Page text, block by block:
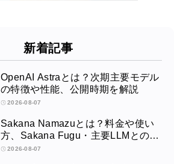
新着記事
OpenAI Astraとは？次期主要モデル
の特徴や性能、公開時期を解説
2026-08-07
Sakana Namazuとは？料金や使い
方、Sakana Fugu・主要LLMとの違
いを解説
2026-08-07